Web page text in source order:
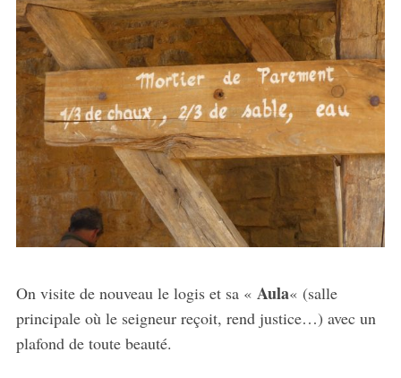
On visite de nouveau le logis et sa « Aula« (salle
principale où le seigneur reçoit, rend justice…) avec un
plafond de toute beauté.